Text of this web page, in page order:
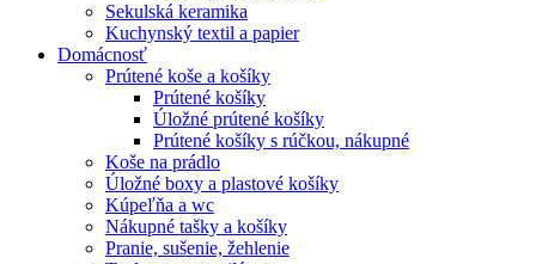
Sekulská keramika
Kuchynský textil a papier
Domácnosť
Prútené koše a košíky
Prútené košíky
Úložné prútené košíky
Prútené košíky s rúčkou, nákupné
Koše na prádlo
Úložné boxy a plastové košíky
Kúpeľňa a wc
Nákupné tašky a košíky
Pranie, sušenie, žehlenie